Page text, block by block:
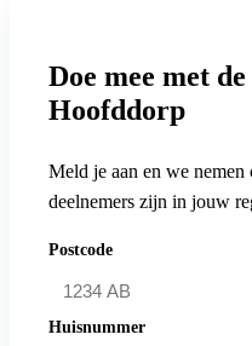
Doe mee met
Hoofddorp
Meld je aan en we
deelnemers zijn in jouw
Postcode
Huisnummer